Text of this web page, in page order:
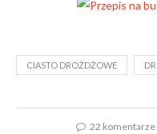
CIASTO DROŻDŻOWE
22 komentarze